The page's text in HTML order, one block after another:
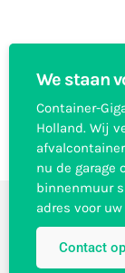
We staan
Container-
Holland. Wij
nu de garage
binnenmuur
adres voor
Contact